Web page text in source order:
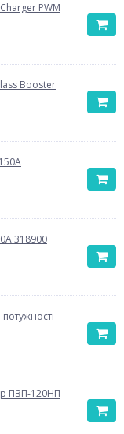
PWM
Booster
318900
ПЗП-120НП